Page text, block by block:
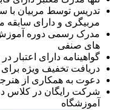
تدریس توسط مربیان با
مربیگری و دارای سابقه
مدرک رسمی دوره
های صنفی
گواهینامه دارای اعتبار در بیش از
دریافت تخفیف ویژه
دعوت به همکاری از
شرکت رایگان در کلاس
آموزشگاه